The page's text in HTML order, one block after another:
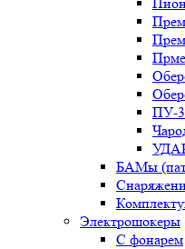
ПУ-3
БАМы
Электрошокеры
С фонарем